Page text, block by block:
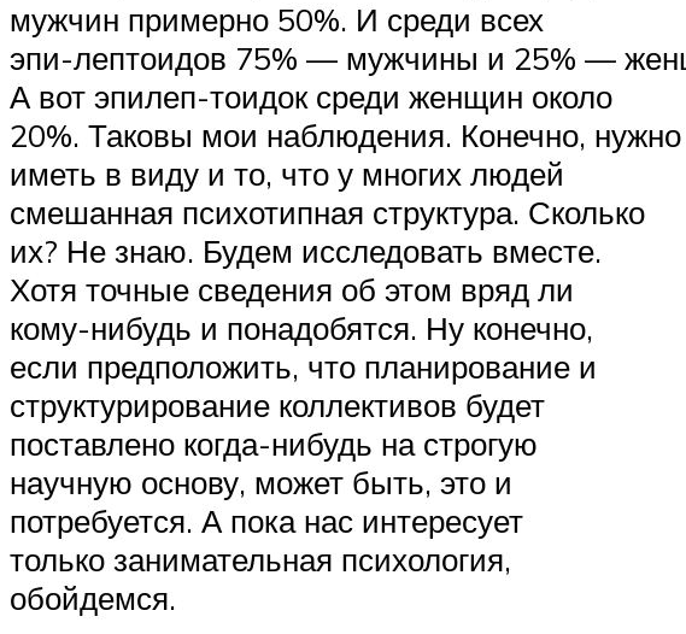
мужчин примерно 50%. И среди всех
эпи-лептоидов 75% — мужчины и 25% —
А вот эпилеп-тоидок среди женщин около
20%. Таковы мои наблюдения. Конечно, нужно
иметь в виду и то, что у многих людей
смешанная психотипная структура. Сколько
их? Не знаю. Будем исследовать вместе.
Хотя точные сведения об этом вряд ли
кому-нибудь и понадобятся. Ну конечно,
если предположить, что планирование и
структурирование коллективов будет
поставлено когда-нибудь на строгую
научную основу, может быть, это и
потребуется. А пока нас интересует
только занимательная психология,
обойдемся.